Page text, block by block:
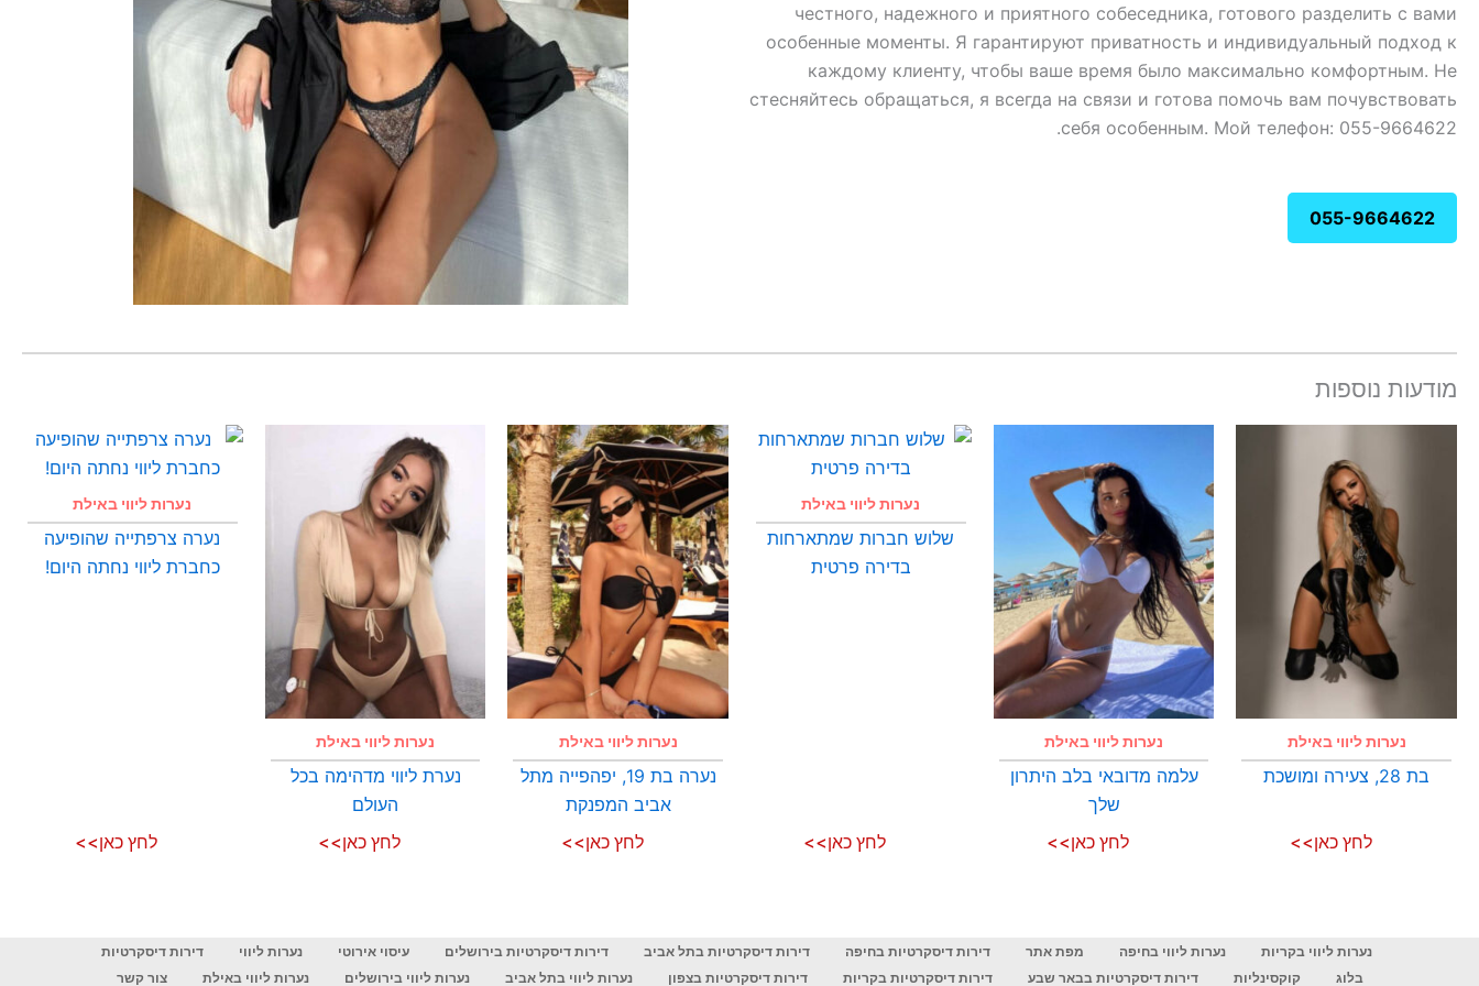
честного, надежного и приятного собеседника, готового разделить с вами
особенные моменты. Я гарантируют приватность и индивидуальный подход к
каждому клиенту, чтобы ваше время было максимально комфортным. Не
стесняйтесь обращаться, я всегда на связи и готова помочь вам почувствовать
себя особенным. Мой телефон: 055-9664622.
055-9664622
מודעות נוספות
נערות ליווי באילת
בת 28, צעירה ומושכת
לחץ כאן>>
נערות ליווי באילת
עלמה מדובאי בלב היתרון
שלך
לחץ כאן>>
נערות ליווי באילת
שלוש חברות שמתארחות
בדירה פרטית
לחץ כאן>>
נערות ליווי באילת
נערה בת 19, יפהפייה מתל
אביב המפנקת
לחץ כאן>>
נערות ליווי באילת
נערת ליווי מדהימה בכל
העולם
לחץ כאן>>
נערות ליווי באילת
נערה צרפתייה שהופיעה
כחברת ליווי נחתה היום!
לחץ כאן>>
דירות דיסקרטיות נערות ליווי עיסוי אירוטי דירות דיסקרטיות בירושלים דירות דיסקרטיות בתל אביב דירות דיסקרטיות בחיפה מפת אתר נערות ליווי בחיפה
נערות ליווי בקריות
צור קשר
נערות ליווי באילת נערות ליווי בירושלים נערות ליווי בתל אביב דירות דיסקרטיות בצפון דירות דיסקרטיות בקריות דירות דיסקרטיות בבאר שבע קוקסינליות בלוג